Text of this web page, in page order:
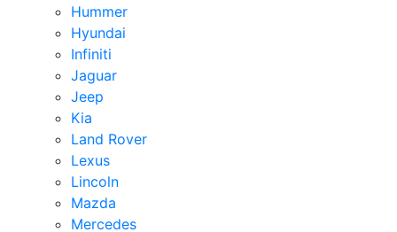
Hummer
Hyundai
Infiniti
Jaguar
Jeep
Kia
Land Rover
Lexus
Lincoln
Mazda
Mercedes